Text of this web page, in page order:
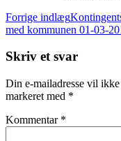
Forrige indlæg
med kommunen 01-03-
Skriv et svar
Din e-mailadresse vil
markeret med *
Kommentar *